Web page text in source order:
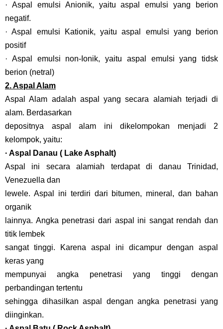
· Aspal emulsi Anionik, yaitu aspal emulsi yang berion
negatif.
· Aspal emulsi Kationik, yaitu aspal emulsi yang berion
positif
· Aspal emulsi non-Ionik, yaitu aspal emulsi yang tidsk
berion (netral)
2. Aspal Alam
Aspal Alam adalah aspal yang secara alamiah terjadi di
alam. Berdasarkan
depositnya aspal alam ini dikelompokan menjadi 2
kelompok, yaitu:
· Aspal Danau ( Lake Asphalt)
Aspal ini secara alamiah terdapat di danau Trinidad,
Venezuella dan
lewele. Aspal ini terdiri dari bitumen, mineral, dan bahan
organik
lainnya. Angka penetrasi dari aspal ini sangat rendah dan
titik lembek
sangat tinggi. Karena aspal ini dicampur dengan aspal
keras yang
mempunyai angka penetrasi yang tinggi dengan
perbandingan tertentu
sehingga dihasilkan aspal dengan angka penetrasi yang
diinginkan.